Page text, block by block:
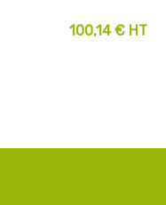
100,14 € HT